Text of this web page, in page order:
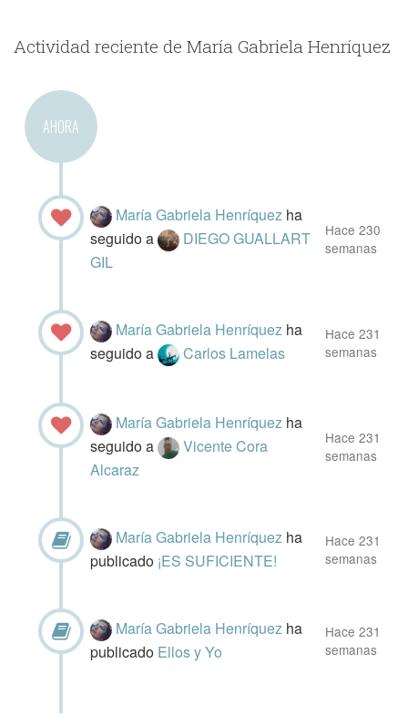
Actividad reciente de María Gabriela Henríquez
AHORA
María Gabriela Henríquez ha
seguido a
DIEGO GUALLART
GIL
Hace 230
semanas
María Gabriela Henríquez ha
seguido a
Carlos Lamelas
Hace 231
semanas
María Gabriela Henríquez ha
seguido a
Vicente Cora
Alcaraz
Hace 231
semanas
María Gabriela Henríquez ha
publicado ¡ES SUFICIENTE!
Hace 231
semanas
María Gabriela Henríquez ha
publicado Ellos y Yo
Hace 231
semanas